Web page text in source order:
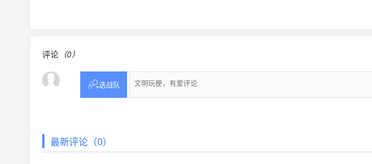
评论 （0）
选战队
最新评论（0）